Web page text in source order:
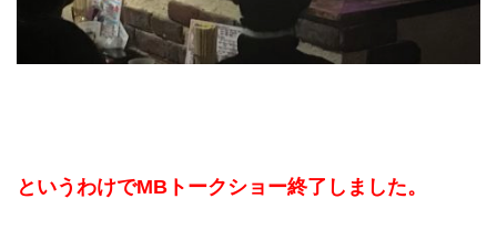
というわけでMBトークショー終了しました。